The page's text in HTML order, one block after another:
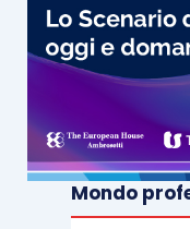
Mondo